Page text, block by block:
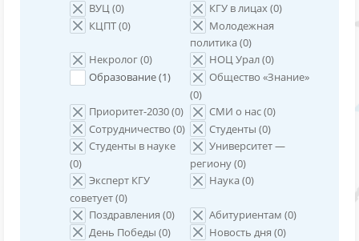
ВУЦ (0) КГУ в лицах (0)
КЦПТ (0)
Молодежная
политика (0)
Некролог (0) НОЦ Урал (0)
Образование (1)
Общество «Знание»
(0)
Приоритет-2030 (0) СМИ о нас (0)
Сотрудничество (0) Студенты (0)
Студенты в науке
(0)
Университет —
региону (0)
Эксперт КГУ
советует (0)
Наука (0)
Поздравления (0) Абитуриентам (0)
День Победы (0) Новость дня (0)